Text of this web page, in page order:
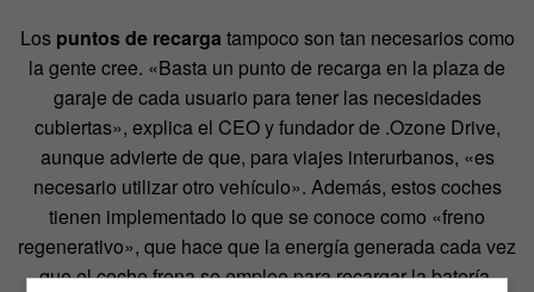
Los puntos de recarga tampoco son tan necesarios como
la gente cree. «Basta un punto de recarga en la plaza de
garaje de cada usuario para tener las necesidades
cubiertas», explica el CEO y fundador de .Ozone Drive,
aunque advierte de que, para viajes interurbanos, «es
necesario utilizar otro vehículo». Además, estos coches
tienen implementado lo que se conoce como «freno
regenerativo», que hace que la energía generada cada vez
que el coche frena se emplee para recargar la batería.